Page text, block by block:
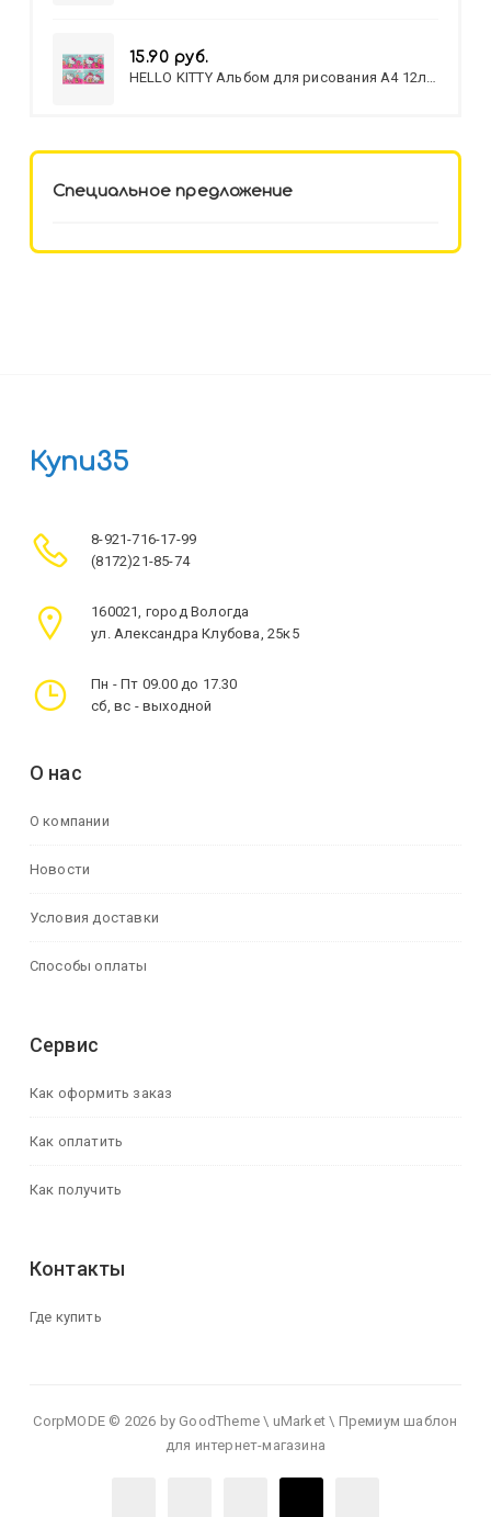
15.90 руб.
HELLO KITTY Альбом для рисования А4 12л.
Специальное предложение
Купи35
8-921-716-17-99
(8172)21-85-74
160021, город Вологда
ул. Александра Клубова, 25к5
Пн - Пт 09.00 до 17.30
сб, вс - выходной
О нас
О компании
Новости
Условия доставки
Способы оплаты
Сервис
Как оформить заказ
Как оплатить
Как получить
Контакты
Где купить
CorpMODE © 2026 by GoodTheme \ uMarket \ Премиум шаблон
для интернет-магазина